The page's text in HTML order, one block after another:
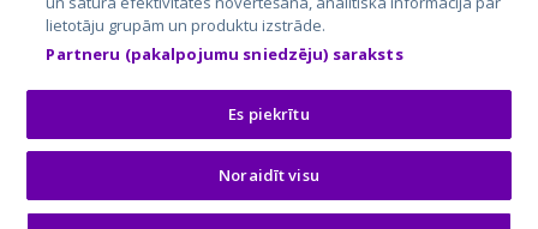
GetaPro.ee
Skelbiu.lt
Autoplius.lt
Aruodas.lt
auto24.ee
Osta.ee
KuldneBörs.ee
© 2026 GetaPro. Visas tiesības aizsargātas.
lietotāju grupām un produktu izstrāde.
Partneru (pakalpojumu sniedzēju) saraksts
Es piekrītu
Noraidīt visu